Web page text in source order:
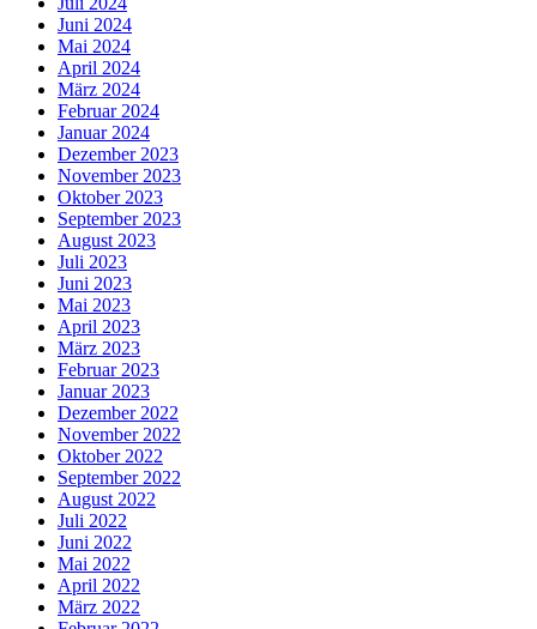
Juni 2024
Mai 2024
April 2024
März 2024
Februar 2024
Januar 2024
Dezember 2023
November 2023
Oktober 2023
September 2023
August 2023
Juli 2023
Juni 2023
Mai 2023
April 2023
März 2023
Februar 2023
Januar 2023
Dezember 2022
November 2022
Oktober 2022
September 2022
August 2022
Juli 2022
Juni 2022
Mai 2022
April 2022
März 2022